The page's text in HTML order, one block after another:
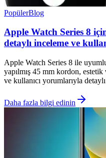
PopülerBlog
Apple Watch Series 8
detaylı inceleme ve
Apple Watch Series 8 ile
yapılmış 45 mm kordon,
ve kullanıcı yorumlarıyla
Daha fazla bilgi edinin